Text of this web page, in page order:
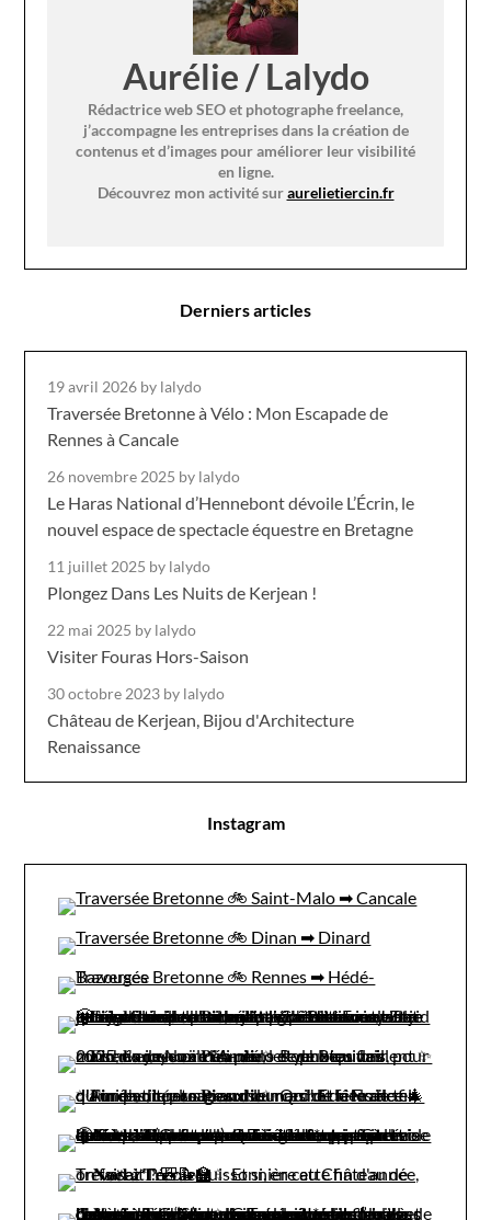
Aurélie / Lalydo
Rédactrice web SEO et photographe freelance,
j’accompagne les entreprises dans la création de
contenus et d’images pour améliorer leur visibilité
en ligne.
Découvrez mon activité suraurelietiercin.fr
Derniers articles
19 avril 2026 by lalydo
Traversée Bretonne à Vélo : Mon Escapade de
Rennes à Cancale
26 novembre 2025 by lalydo
Le Haras National d’Hennebont dévoile L’Écrin, le
nouvel espace de spectacle équestre en Bretagne
11 juillet 2025 by lalydo
Plongez Dans Les Nuits de Kerjean !
22 mai 2025 by lalydo
Visiter Fouras Hors-Saison
30 octobre 2023 by lalydo
Château de Kerjean, Bijou d'Architecture
Renaissance
Instagram